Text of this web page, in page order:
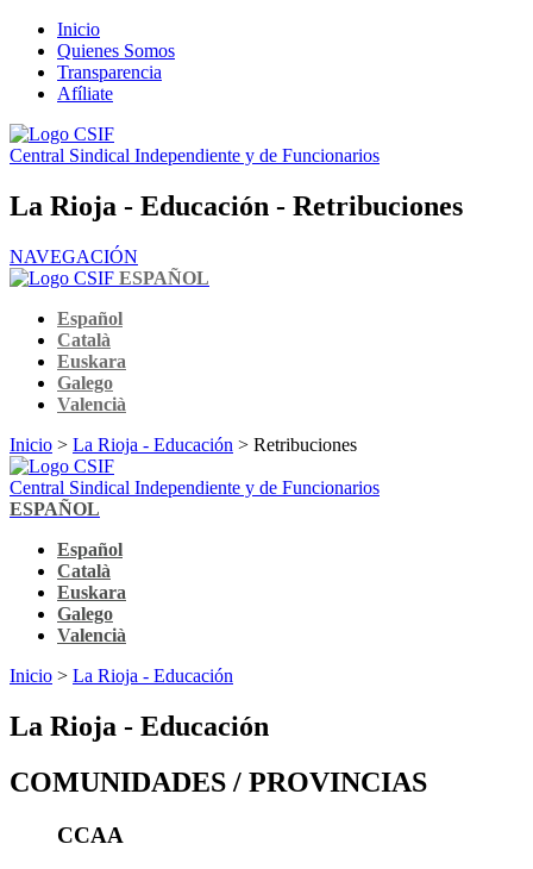
Inicio
Quienes Somos
Transparencia
Afíliate
Central Sindical Independiente y de Funcionarios
La Rioja - Educación - Retribuciones
NAVEGACIÓN
ESPAÑOL
Español
Català
Euskara
Galego
Valencià
Inicio > La Rioja - Educación > Retribuciones
Central Sindical Independiente y de Funcionarios
ESPAÑOL
Español
Català
Euskara
Galego
Valencià
Inicio > La Rioja - Educación
La Rioja - Educación
COMUNIDADES / PROVINCIAS
CCAA